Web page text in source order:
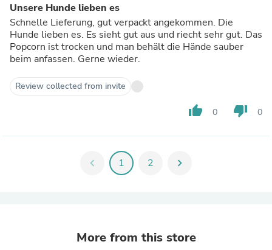
Unsere Hunde lieben es
Schnelle Lieferung, gut verpackt angekommen. Die
Hunde lieben es. Es sieht gut aus und riecht sehr gut. Das
Popcorn ist trocken und man behält die Hände sauber
beim anfassen. Gerne wieder.
Review collected from invite
thumb_up 0 thumb_down 0
chevron_left 1 2 chevron_right
More from this store